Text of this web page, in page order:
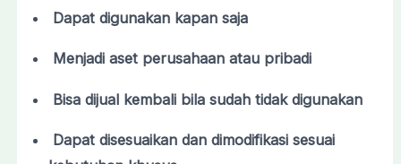
Dapat digunakan kapan saja
Menjadi aset perusahaan atau pribadi
Bisa dijual kembali bila sudah tidak digunakan
Dapat disesuaikan dan dimodifikasi sesuai